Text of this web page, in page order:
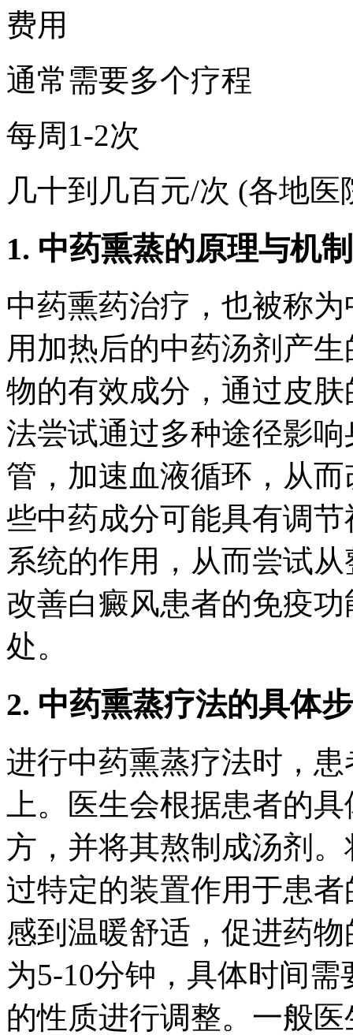
费用
通常需要多个疗程
每周1-2次
几十到几百元/次 (各地
1. 中药熏蒸的原理与机制
中药熏药治疗，也被称
用加热后的中药汤剂产
物的有效成分，通过皮
法尝试通过多种途径影
管，加速血液循环，从
些中药成分可能具有调
系统的作用，从而尝试
改善白癜风患者的免疫
处。
2. 中药熏蒸疗法的具体
进行中药熏蒸疗法时，
上。医生会根据患者的
方，并将其熬制成汤剂
过特定的装置作用于患
感到温暖舒适，促进药
为5-10分钟，具体时间
的性质进行调整。一般